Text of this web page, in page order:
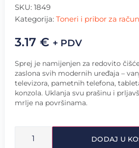
SKU: 1849
Kategorija: Toneri i pribor za
3.17 € + PDV
Sprej je namijenjen za redovito
zaslona svih modernih uređaja –
televizora, pametnih telefona,
konzola. Uklanja svu prašinu i
mrlje na površinama.
DODAJ U